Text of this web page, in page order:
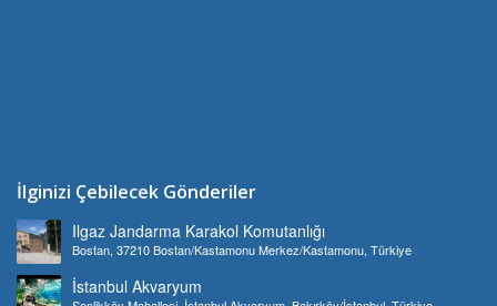
İlginizi Çebilecek Gönderiler
Ilgaz Jandarma Karakol Komutanlığı
Bostan, 37210 Bostan/Kastamonu Merkez/Kastamonu, Türkiye
İstanbul Akvaryum